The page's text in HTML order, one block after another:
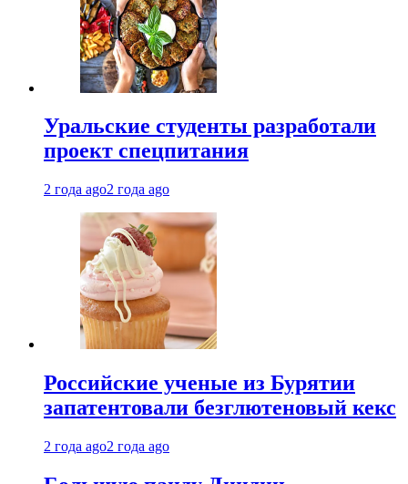
Уральские студенты разработали
проект спецпитания
2 года ago2 года ago
Российские ученые из Бурятии
запатентовали безглютеновый кекс
2 года ago2 года ago